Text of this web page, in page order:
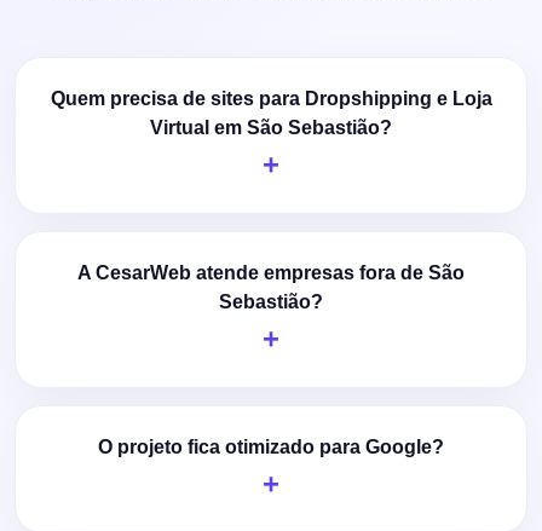
Quem precisa de sites para Dropshipping e Loja
Virtual em São Sebastião?
A CesarWeb atende empresas fora de São
Sebastião?
O projeto fica otimizado para Google?